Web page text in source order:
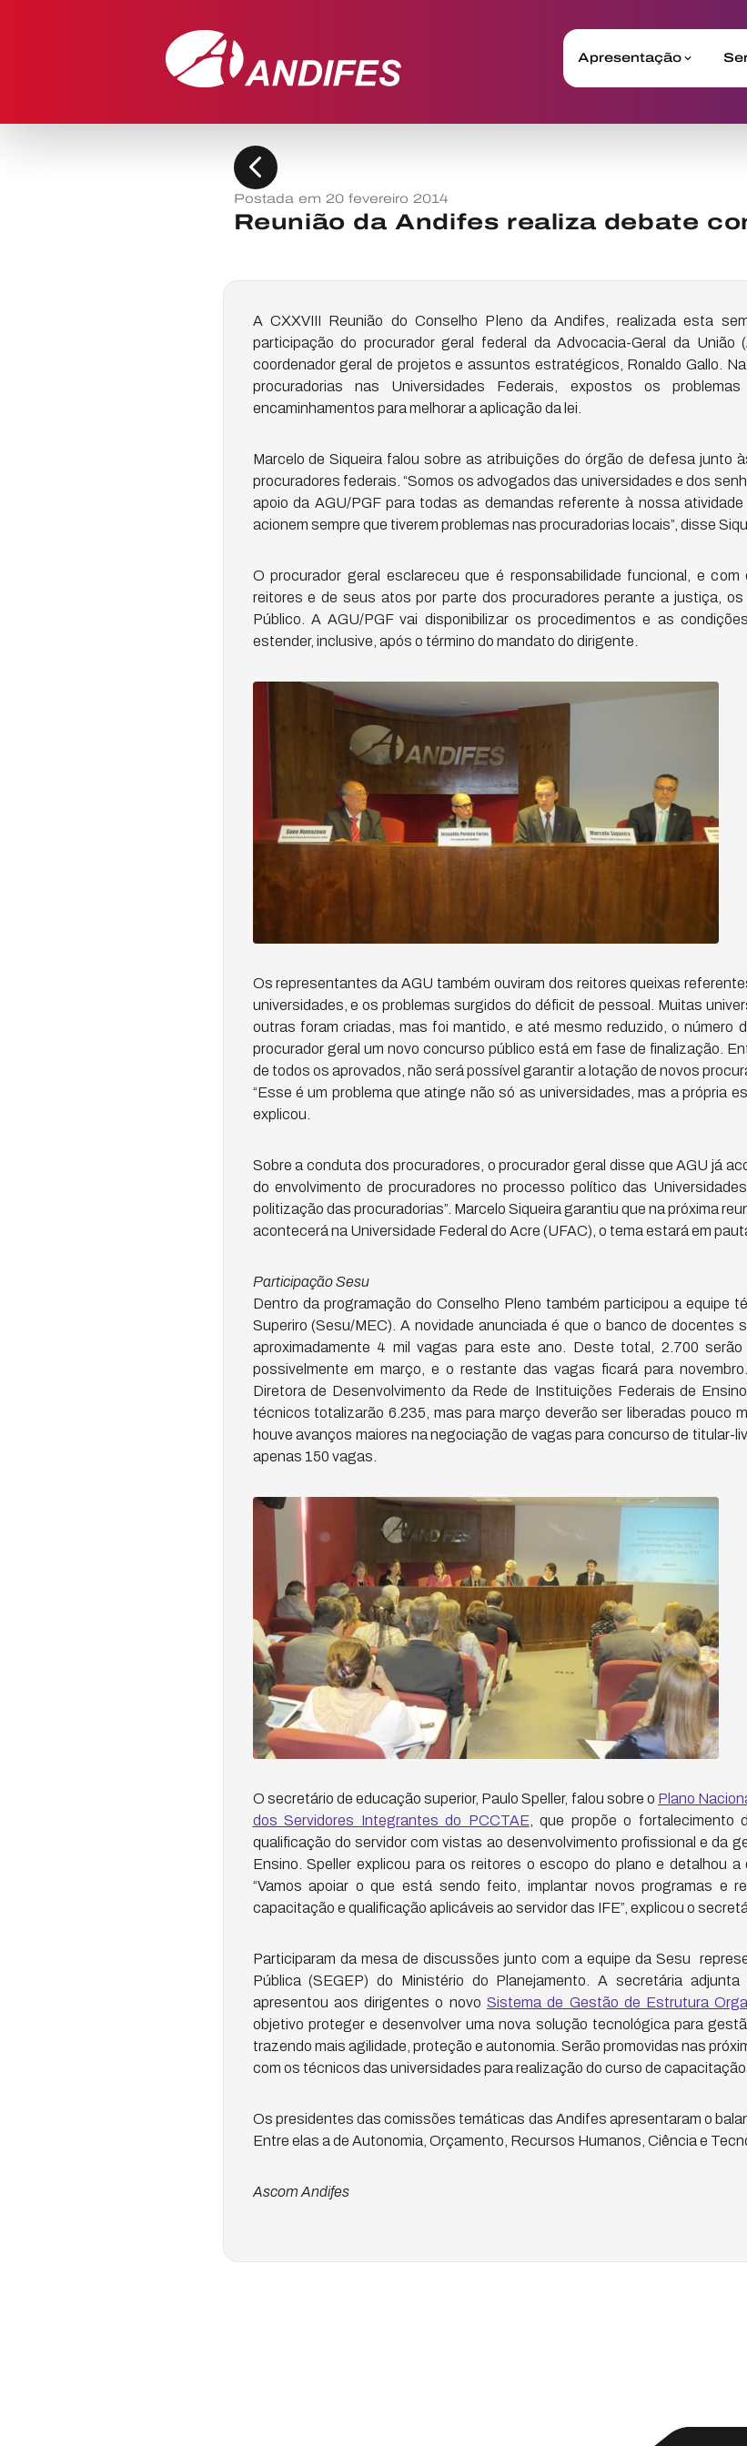
Apresentação
chevron_left
Postada em 20 fevereiro 2014
Reunião da Andifes realiza debate
A CXXVIII Reunião do Conselho Pleno da Andifes, realizada esta
participação do procurador geral federal da Advocacia-Geral da União
coordenador geral de projetos e assuntos estratégicos, Ronaldo Gallo.
procuradorias nas Universidades Federais, expostos os
encaminhamentos para melhorar a aplicação da lei.
Marcelo de Siqueira falou sobre as atribuições do órgão de defesa junto
procuradores federais. “Somos os advogados das universidades e dos
apoio da AGU/PGF para todas as demandas referente à nossa
acionem sempre que tiverem problemas nas procuradorias locais”, disse
O procurador geral esclareceu que é responsabilidade funcional, e
reitores e de seus atos por parte dos procuradores perante a justiça,
Público. A AGU/PGF vai disponibilizar os procedimentos e as
estender, inclusive, após o término do mandato do dirigente.
Os representantes da AGU também ouviram dos reitores queixas
universidades, e os problemas surgidos do déficit de pessoal. Muitas
outras foram criadas, mas foi mantido, e até mesmo reduzido, o número
procurador geral um novo concurso público está em fase de finalização.
de todos os aprovados, não será possível garantir a lotação de novos
“Esse é um problema que atinge não só as universidades, mas a própria
explicou.
Sobre a conduta dos procuradores, o procurador geral disse que AGU já
do envolvimento de procuradores no processo político das
politização das procuradorias”. Marcelo Siqueira garantiu que na próxima
acontecerá na Universidade Federal do Acre (UFAC), o tema estará em
Participação Sesu
Dentro da programação do Conselho Pleno também participou a equipe
Superiro (Sesu/MEC). A novidade anunciada é que o banco de docentes
aproximadamente 4 mil vagas para este ano. Deste total, 2.700 serão
possivelmente em março, e o restante das vagas ficará para
Diretora de Desenvolvimento da Rede de Instituições Federais de
técnicos totalizarão 6.235, mas para março deverão ser liberadas pouco
houve avanços maiores na negociação de vagas para concurso de titular-
apenas 150 vagas.
O secretário de educação superior, Paulo Speller, falou sobre o Plano
dos Servidores Integrantes do PCCTAE, que propõe o fortalecimento
qualificação do servidor com vistas ao desenvolvimento profissional e da
Ensino. Speller explicou para os reitores o escopo do plano e detalhou
“Vamos apoiar o que está sendo feito, implantar novos programas e
capacitação e qualificação aplicáveis ao servidor das IFE”, explicou o
Participaram da mesa de discussões junto com a equipe da Sesu
Pública (SEGEP) do Ministério do Planejamento. A secretária
apresentou aos dirigentes o novo Sistema de Gestão de Estrutura
objetivo proteger e desenvolver uma nova solução tecnológica para
trazendo mais agilidade, proteção e autonomia. Serão promovidas nas
com os técnicos das universidades para realização do curso de capacitação.
Os presidentes das comissões temáticas das Andifes apresentaram o
Entre elas a de Autonomia, Orçamento, Recursos Humanos, Ciência e
Ascom Andifes